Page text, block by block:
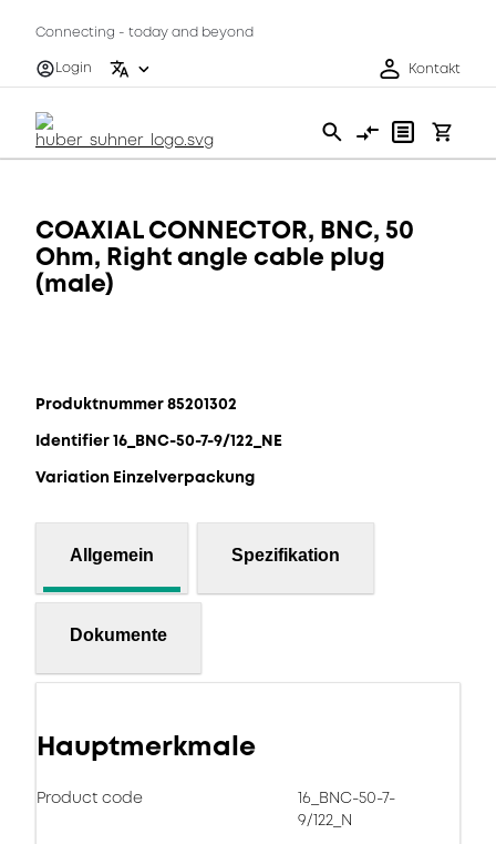
Connecting - today and beyond
Login
Kontakt
COAXIAL CONNECTOR, BNC, 50
Ohm, Right angle cable plug
(male)
Produktnummer 85201302
Identifier 16_BNC-50-7-9/122_NE
Variation Einzelverpackung
Allgemein Spezifikation
Dokumente
Hauptmerkmale
Product code
16_BNC-50-7-
9/122_N